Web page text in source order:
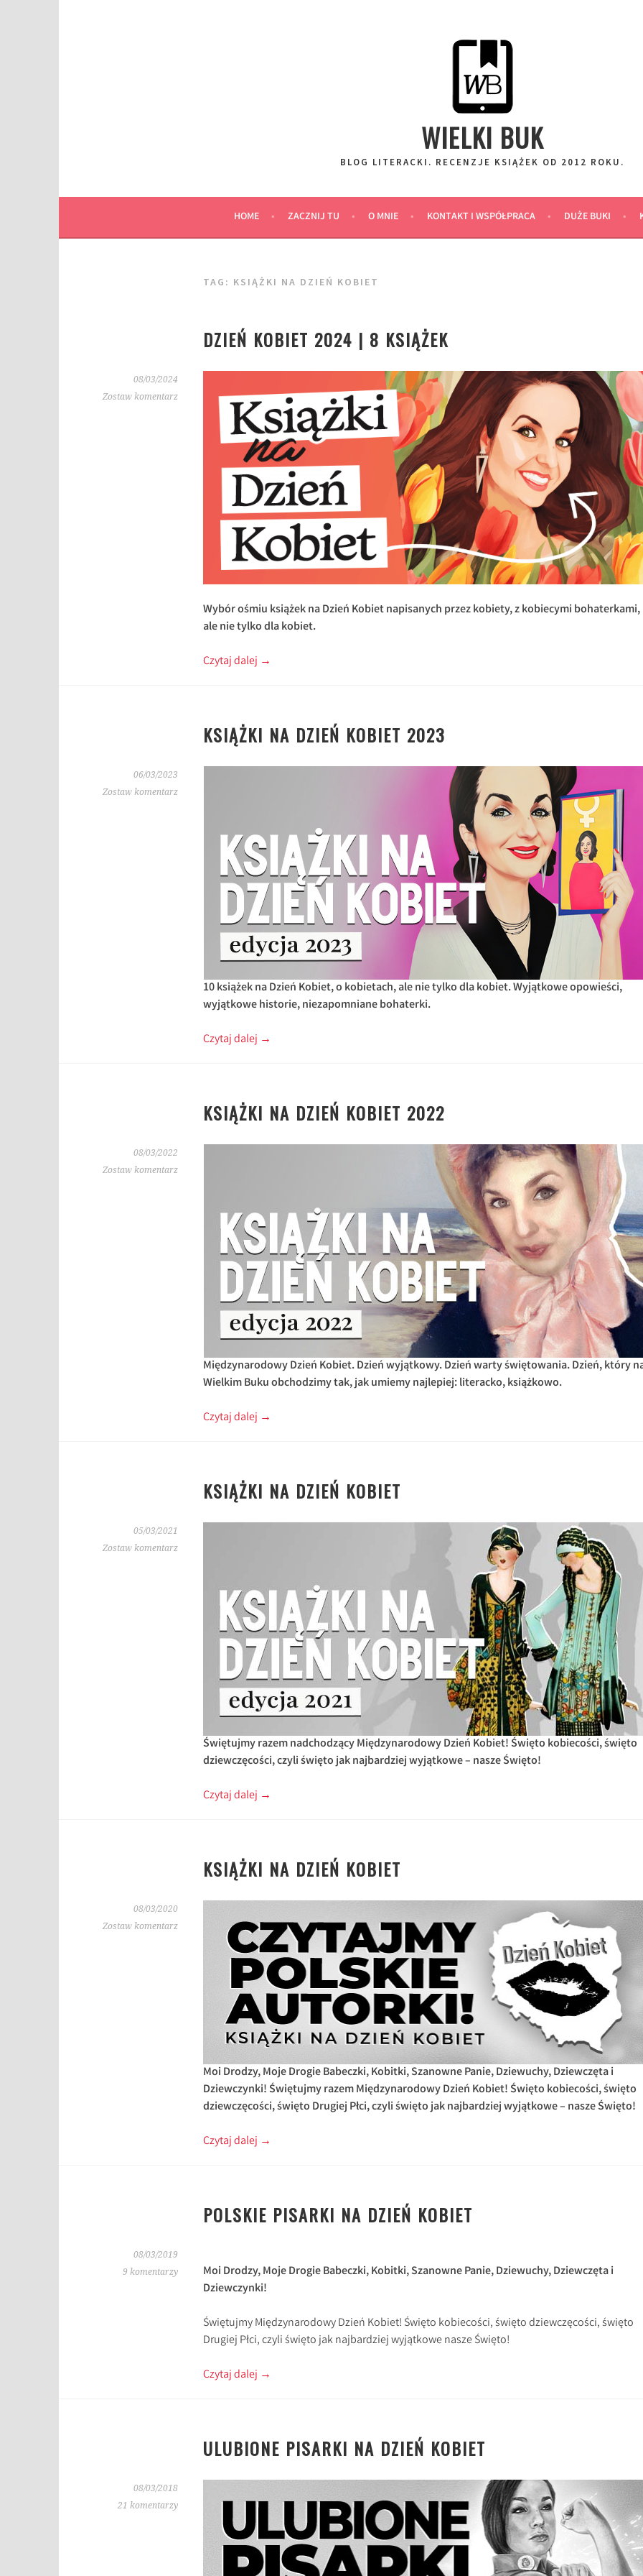
WIELKI BUK
BLOG LITERACKI. RECENZJE KSIĄŻEK OD 2012 ROKU.
HOME ZACZNIJ TU O MNIE KONTAKT I WSPÓŁPRACA DUŻE BUKI
TAG: KSIĄŻKI NA DZIEŃ KOBIET
DZIEŃ KOBIET 2024 | 8 KSIĄŻEK
08/03/2024
Zostaw komentarz
Wybór ośmiu książek na Dzień Kobiet napisanych przez kobiety, z kobiecymi bohaterkami,
ale nie tylko dla kobiet.
Czytaj dalej →
KSIĄŻKI NA DZIEŃ KOBIET 2023
06/03/2023
Zostaw komentarz
10 książek na Dzień Kobiet, o kobietach, ale nie tylko dla kobiet. Wyjątkowe opowieści,
wyjątkowe historie, niezapomniane bohaterki.
Czytaj dalej →
KSIĄŻKI NA DZIEŃ KOBIET 2022
08/03/2022
Zostaw komentarz
Międzynarodowy Dzień Kobiet. Dzień wyjątkowy. Dzień warty świętowania. Dzień, który
Wielkim Buku obchodzimy tak, jak umiemy najlepiej: literacko, książkowo.
Czytaj dalej →
KSIĄŻKI NA DZIEŃ KOBIET
05/03/2021
Zostaw komentarz
Świętujmy razem nadchodzący Międzynarodowy Dzień Kobiet! Święto kobiecości, święto
dziewczęcości, czyli święto jak najbardziej wyjątkowe – nasze Święto!
Czytaj dalej →
KSIĄŻKI NA DZIEŃ KOBIET
08/03/2020
Zostaw komentarz
Moi Drodzy, Moje Drogie Babeczki, Kobitki, Szanowne Panie, Dziewuchy, Dziewczęta i
Dziewczynki!Świętujmy razem Międzynarodowy Dzień Kobiet! Święto kobiecości, święto
dziewczęcości, święto Drugiej Płci, czyli święto jak najbardziej wyjątkowe – nasze Święto!
Czytaj dalej →
POLSKIE PISARKI NA DZIEŃ KOBIET
08/03/2019
9 komentarzy
Moi Drodzy, Moje Drogie Babeczki, Kobitki, Szanowne Panie, Dziewuchy, Dziewczęta i
Dziewczynki!
Świętujmy Międzynarodowy Dzień Kobiet! Święto kobiecości, święto dziewczęcości, święto
Drugiej Płci, czyli święto jak najbardziej wyjątkowe nasze Święto!
Czytaj dalej →
ULUBIONE PISARKI NA DZIEŃ KOBIET
08/03/2018
21 komentarzy